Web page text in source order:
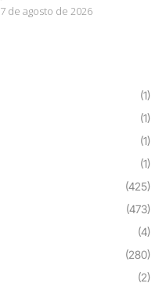
7 de agosto de 2026
(1)
(1)
(1)
(1)
(425)
(473)
(4)
(280)
(2)